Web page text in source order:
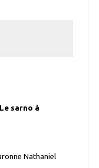
sarno à
Nathaniel